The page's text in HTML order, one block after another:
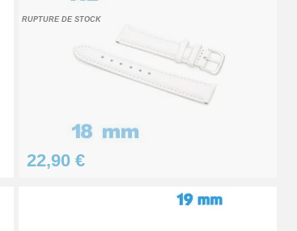
Ajouter au panier
Ajouter au panier
RUPTURE DE STOCK
22,90 €